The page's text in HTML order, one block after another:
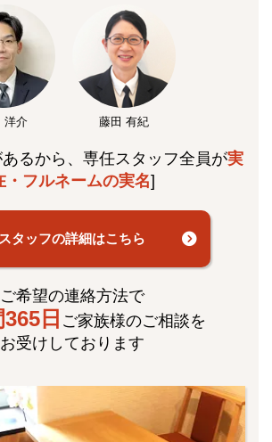
洋介 藤田 有紀
るから、専任スタッフ全員が実
・フルネームの実名]
スタッフの詳細はこちら
ご希望の連絡方法で
日 ご家族様のご相談を
お受けしております